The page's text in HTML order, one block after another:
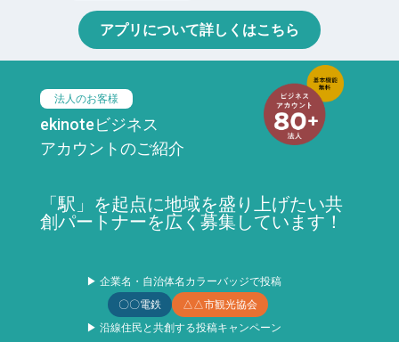
アプリについて詳しくはこちら
法人のお客様
ekinoteビジネス
アカウントのご紹介
「駅」を起点に地域を盛り上げたい共
創パートナーを広く募集しています！
▶ 企業名・自治体名カラーバッジで投稿
〇〇電鉄
△△市観光協会
▶ 沿線住民と共創する投稿キャンペーン